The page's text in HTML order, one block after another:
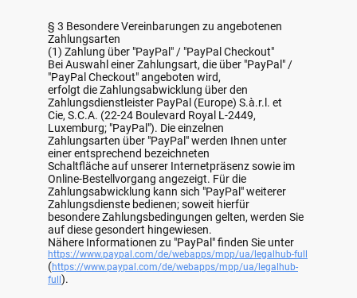
§ 3 Besondere Vereinbarungen zu angebotenen
Zahlungsarten
(1) Zahlung über "PayPal" / "PayPal Checkout"
Bei Auswahl einer Zahlungsart, die über "PayPal" /
"PayPal Checkout" angeboten wird,
erfolgt die Zahlungsabwicklung über den
Zahlungsdienstleister PayPal (Europe) S.à.r.l. et
Cie, S.C.A. (22-24 Boulevard Royal L-2449,
Luxemburg; "PayPal"). Die einzelnen
Zahlungsarten über "PayPal" werden Ihnen unter
einer entsprechend bezeichneten
Schaltfläche auf unserer Internetpräsenz sowie im
Online-Bestellvorgang angezeigt. Für die
Zahlungsabwicklung kann sich "PayPal" weiterer
Zahlungsdienste bedienen; soweit hierfür
besondere Zahlungsbedingungen gelten, werden Sie
auf diese gesondert hingewiesen.
Nähere Informationen zu "PayPal" finden Sie unter
https://www.paypal.com/de/webapps/mpp/ua/legalhub-full
(https://www.paypal.com/de/webapps/mpp/ua/legalhub-
full ).